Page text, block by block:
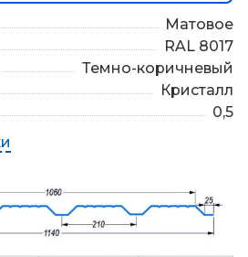
Матовое
RAL 8017
Темно-коричневый
Кристалл
0,5